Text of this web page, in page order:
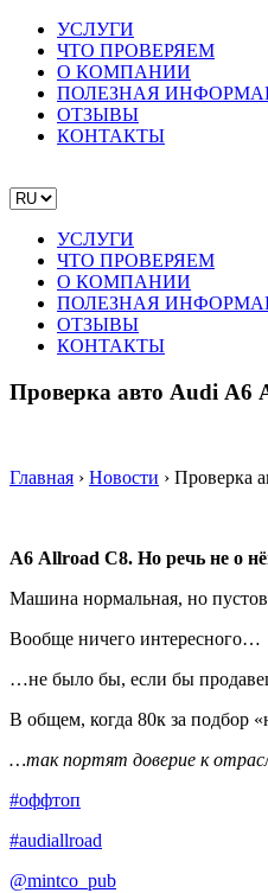
УСЛУГИ
ЧТО ПРОВЕРЯЕМ
О КОМПАНИИ
ПОЛЕЗНАЯ
ОТЗЫВЫ
КОНТАКТЫ
УСЛУГИ
ЧТО ПРОВЕРЯЕМ
О КОМПАНИИ
ПОЛЕЗНАЯ
ОТЗЫВЫ
КОНТАКТЫ
Проверка авто Audi А6
Главная › Новости › Проверка
А6 Allroad C8. Но речь не о
Машина нормальная, но
Вообще ничего интересного…
…не было бы, если бы
В общем, когда 80к за подбор
…так портят доверие к
#оффтоп
#audiallroad
@mintco_pub